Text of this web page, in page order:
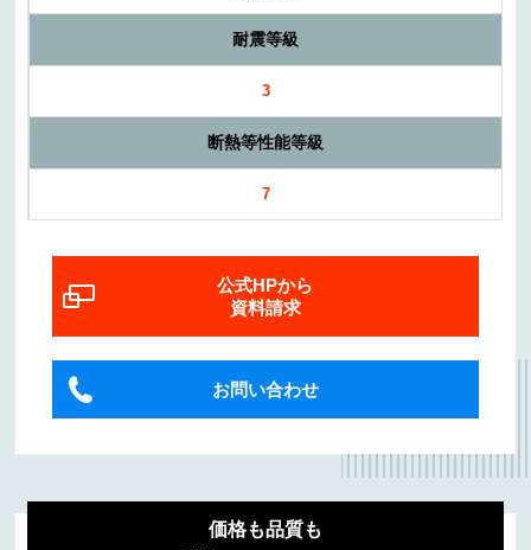
価格も品質も
耐震等級
3
断熱等性能等級
7
公式HPから
資料請求
お問い合わせ